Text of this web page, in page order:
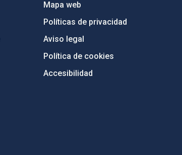
Mapa web
Políticas de privacidad
Aviso legal
Política de cookies
Accesibilidad